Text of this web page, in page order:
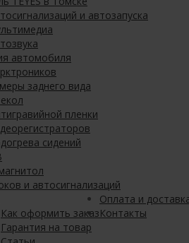
и автозапуска
автомобиля
заднего вида
пленки
сидений
и автосигнализаций
Как оформить заказ
Гарантия на товар
Оплата и
Контакты